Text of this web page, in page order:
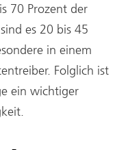
70 Prozent der
es 20 bis 45
in einem
Folglich ist
ein wichtiger